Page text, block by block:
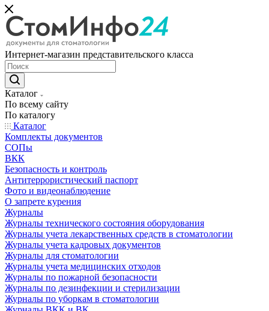
Интернет-магазин представительского класса
Каталог
По всему сайту
По каталогу
Каталог
Комплекты документов
СОПы
ВКК
Безопасность и контроль
Антитеррористический паспорт
Фото и видеонаблюдение
О запрете курения
Журналы
Журналы технического состояния оборудования
Журналы учета лекарственных средств в стоматологии
Журналы учета кадровых документов
Журналы для стоматологии
Журналы учета медицинских отходов
Журналы по пожарной безопасности
Журналы по дезинфекции и стерилизации
Журналы по уборкам в стоматологии